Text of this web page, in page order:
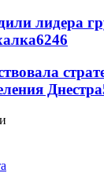
лидера
6246
Днестра